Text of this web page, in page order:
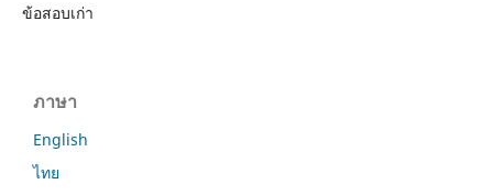
ข้อสอบเก่า
ภาษา
English
ไทย